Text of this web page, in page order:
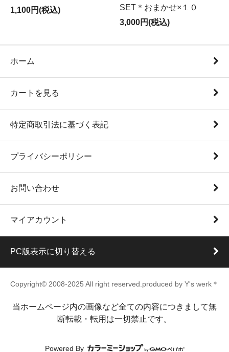
1,100円(税込)
SET＊おまかせ×１０
3,000円(税込)
ホーム
カートを見る
特定商取引法に基づく表記
プライバシーポリシー
お問い合わせ
マイアカウント
PC版表示に切り替える
Copyright© 2008-2025 All right reserved.produced by Y's werk＊
当ホームページ内の画像など全ての内容につきまして無
断転載・転用は一切禁止です。
Powered By